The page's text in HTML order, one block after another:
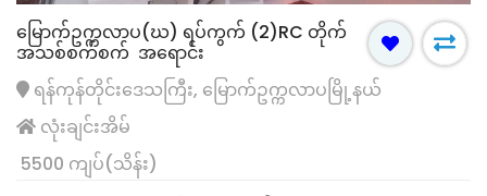
မြောက်ဥက္ကလာပ(ဃ) ရပ်ကွက် (2)RC တိုက်
အသစ်စက်စက် အရောင်း
ရန်ကုန်တိုင်းဒေသကြီး, မြောက်ဥက္ကလာပမြို့နယ်
လုံးချင်းအိမ်
5500 ကျပ်(သိန်း)